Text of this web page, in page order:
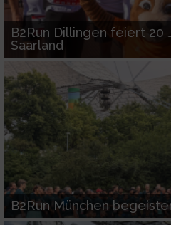
B2Run Dillingen feiert 20
Saarland
B2Run München